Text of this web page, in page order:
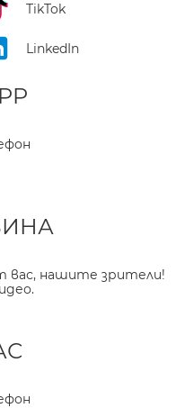
TikTok
LinkedIn
вас, нашите зрители!